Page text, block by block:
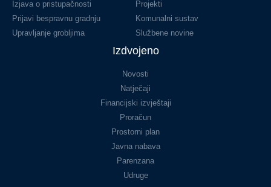
Izjava o pristupačnosti
Prijavi bespravnu gradnju
Upravljanje grobljima
Projekti
Komunalni sustav
Službene novine
Izdvojeno
Novosti
Natječaji
Financijski izvještaji
Proračun
Prostorni plan
Javna nabava
Parenzana
Udruge